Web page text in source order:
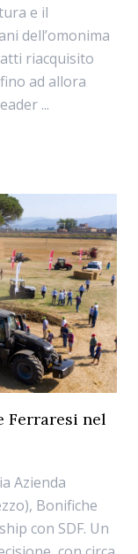
e il
dell’omonima
riacquisito
ad allora
...
Ferraresi nel
Azienda
Bonifiche
con SDF. Un